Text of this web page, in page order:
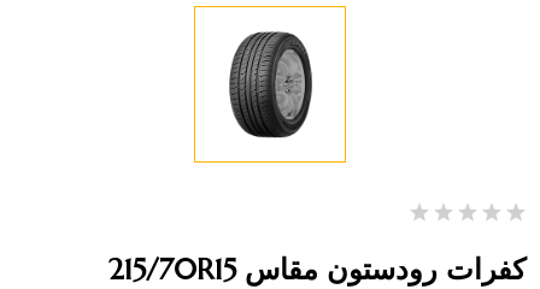
كفرات رودستون مقاس 215/70R15